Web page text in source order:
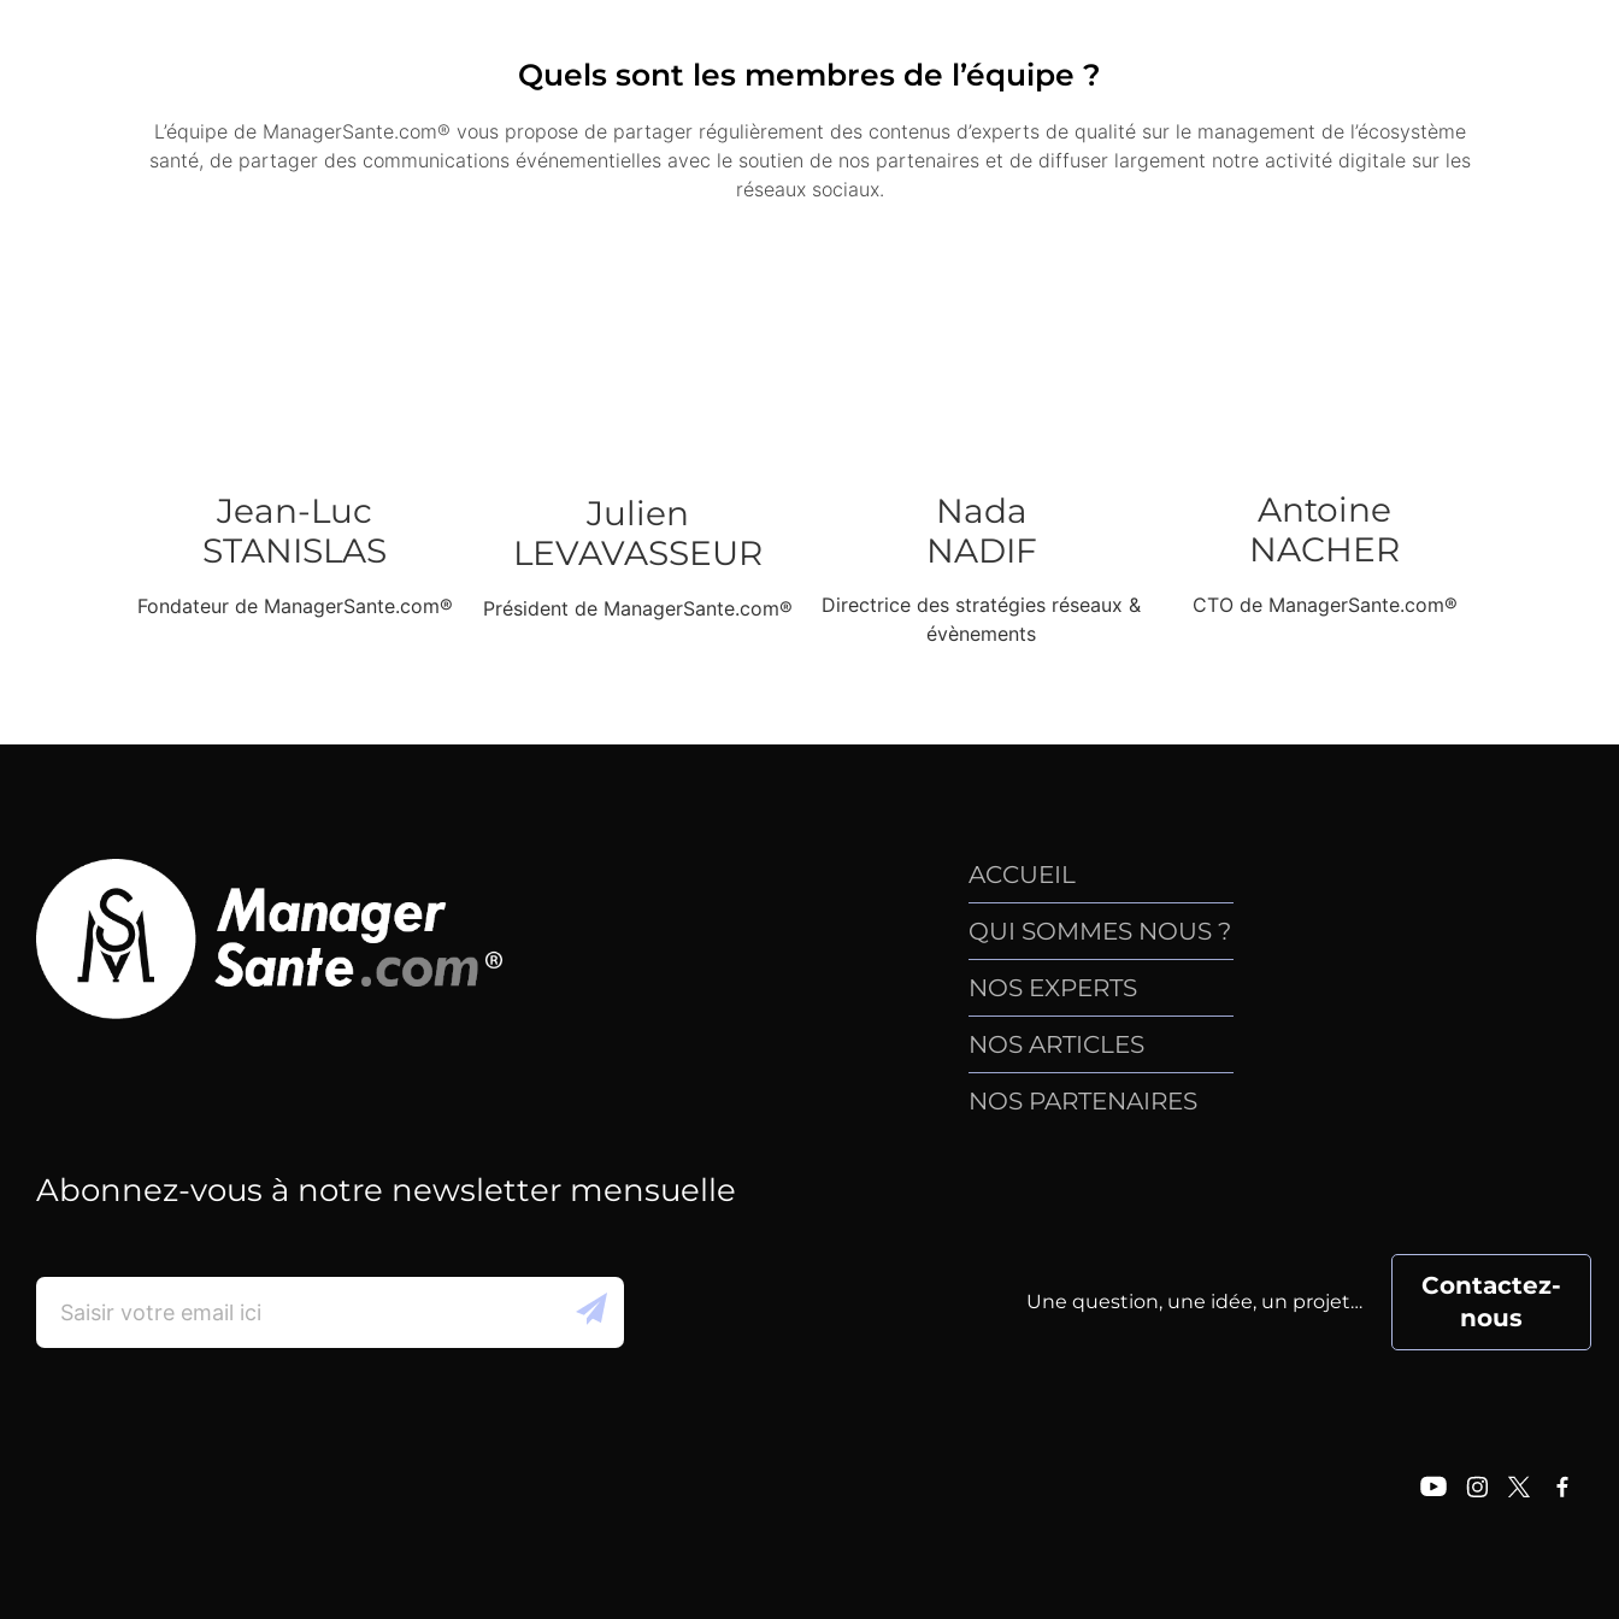
Quels sont les membres de l’équipe ?
L’équipe de ManagerSante.com® vous propose de partager régulièrement des contenus d’experts de qualité sur le management de l’écosystème
santé, de partager des communications événementielles avec le soutien de nos partenaires et de diffuser largement notre activité digitale sur les
réseaux sociaux.
Jean-Luc
STANISLAS
Fondateur de ManagerSante.com®
Julien
LEVAVASSEUR
Président de ManagerSante.com®
Nada
NADIF
Directrice des stratégies réseaux &
évènements
Antoine
NACHER
CTO de ManagerSante.com®
Abonnez-vous à notre newsletter mensuelle
ACCUEIL
QUI SOMMES NOUS ?
NOS EXPERTS
NOS ARTICLES
NOS PARTENAIRES
Une question, une idée, un projet…
Contactez-
nous